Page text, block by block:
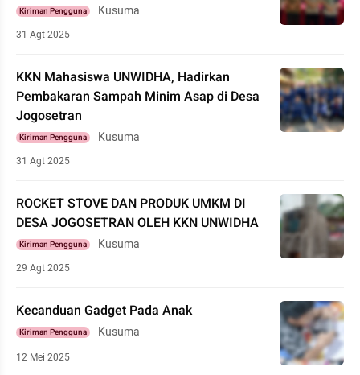
Kiriman Pengguna Kusuma
31 Agt 2025
KKN Mahasiswa UNWIDHA, Hadirkan
Pembakaran Sampah Minim Asap di Desa
Jogosetran
Kiriman Pengguna Kusuma
31 Agt 2025
ROCKET STOVE DAN PRODUK UMKM DI
DESA JOGOSETRAN OLEH KKN UNWIDHA
Kiriman Pengguna Kusuma
29 Agt 2025
Kecanduan Gadget Pada Anak
Kiriman Pengguna Kusuma
12 Mei 2025